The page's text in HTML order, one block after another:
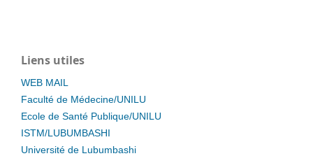
Liens utiles
WEB MAIL
Faculté de Médecine/UNILU
Ecole de Santé Publique/UNILU
ISTM/LUBUMBASHI
Université de Lubumbashi